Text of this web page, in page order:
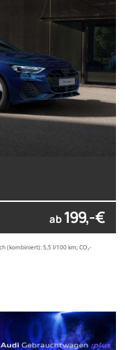
ab 199,- €
(kombiniert): 5,5 l/100 km; CO₂-